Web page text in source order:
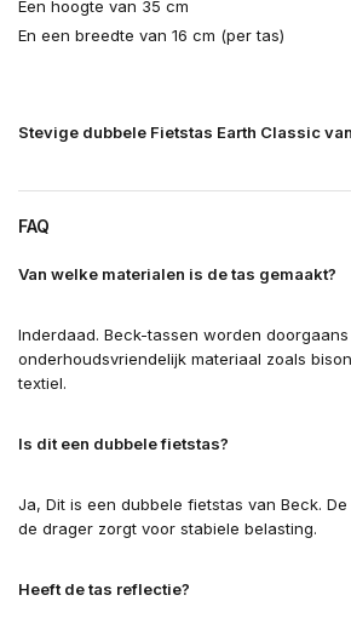
Een hoogte van 35 cm
En een breedte van 16 cm (per tas)
Stevige dubbele Fietstas Earth Classic
FAQ
Van welke materialen is de tas gemaakt?
Inderdaad. Beck-tassen worden
onderhoudsvriendelijk materiaal zoals
textiel.
Is dit een dubbele fietstas?
Ja, Dit is een dubbele fietstas van Beck.
de drager zorgt voor stabiele belasting.
Heeft de tas reflectie?